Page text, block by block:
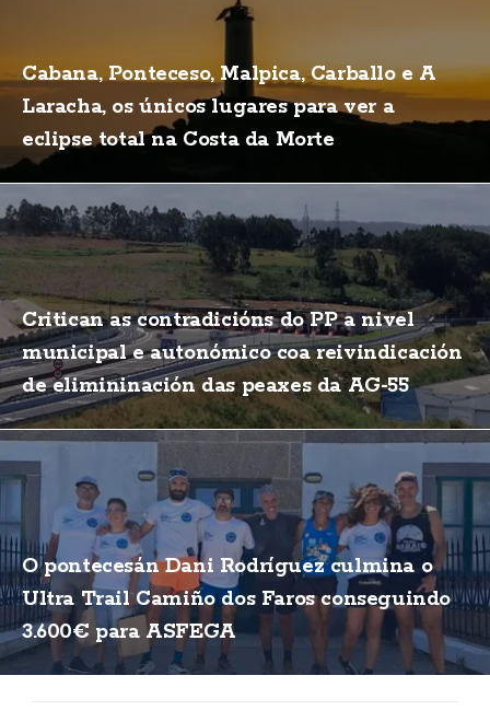
Cabana, Ponteceso, Malpica, Carballo e A
Laracha, os únicos lugares para ver a
eclipse total na Costa da Morte
Critican as contradicións do PP a nivel
municipal e autonómico coa reivindicación
de elimininación das peaxes da AG-55
O pontecesán Dani Rodríguez culmina o
Ultra Trail Camiño dos Faros conseguindo
3.600€ para ASFEGA